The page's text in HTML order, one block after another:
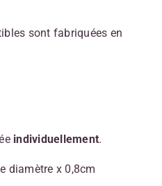
sont fabriquées en
individuellement.
diamètre x 0,8cm